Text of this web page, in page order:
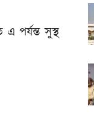
পর্যন্ত সুস্থ